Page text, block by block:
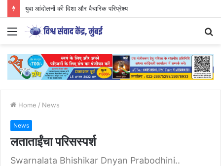
युवा आंदोलनों की दिशा और वैचारिक परिप्रेक्ष्य
Menu
Home / News
News
लताताईंचा परिसस्पर्श
Swarnalata Bhishikar Dnyan Prabodhini..